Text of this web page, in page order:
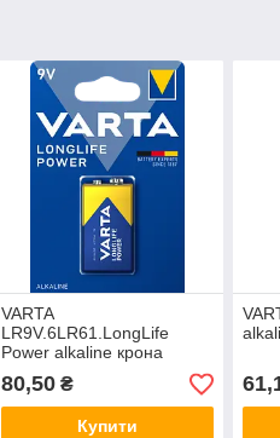
VARTA
LR9V.6LR61.LongLife
Power alkaline крона
80,50₴
Купити